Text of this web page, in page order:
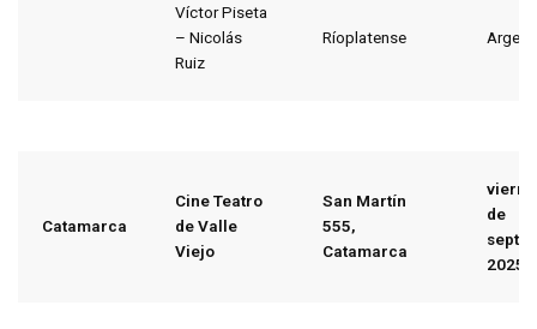
Víctor Piseta
– Nicolás
Ruiz
Ríoplatense
Catamarca
Cine Teatro
de Valle
Viejo
San Martín
555,
Catamarca
de
2025